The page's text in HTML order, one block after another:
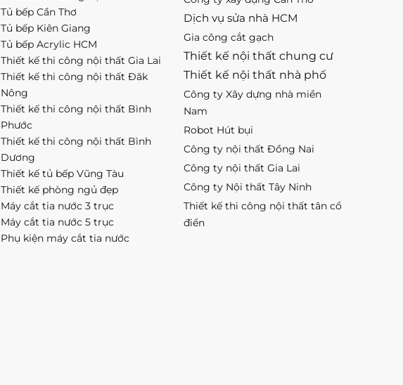
Tủ bếp Cần Thơ
Tủ bếp Kiên Giang
Tủ bếp Acrylic HCM
Thiết kế thi công nội thất Gia Lai
Thiết kế thi công nội thất Đăk
Nông
Thiết kế thi công nội thất Bình
Phước
Thiết kế thi công nội thất Bình
Dương
Thiết kế tủ bếp Vũng Tàu
Thiết kế phòng ngủ đẹp
Máy cắt tia nước 3 trục
Máy cắt tia nước 5 trục
Phụ kiện máy cắt tia nước
Dịch vụ sửa nhà HCM
Gia công cắt gạch
Thiết kế nội thất chung cư
Thiết kế nội thất nhà phố
Công ty Xây dựng nhà miền
Nam
Robot Hút bụi
Công ty nội thất Đồng Nai
Công ty nội thất Gia Lai
Công ty Nội thất Tây Ninh
Thiết kế thi công nội thất tân cổ
điển